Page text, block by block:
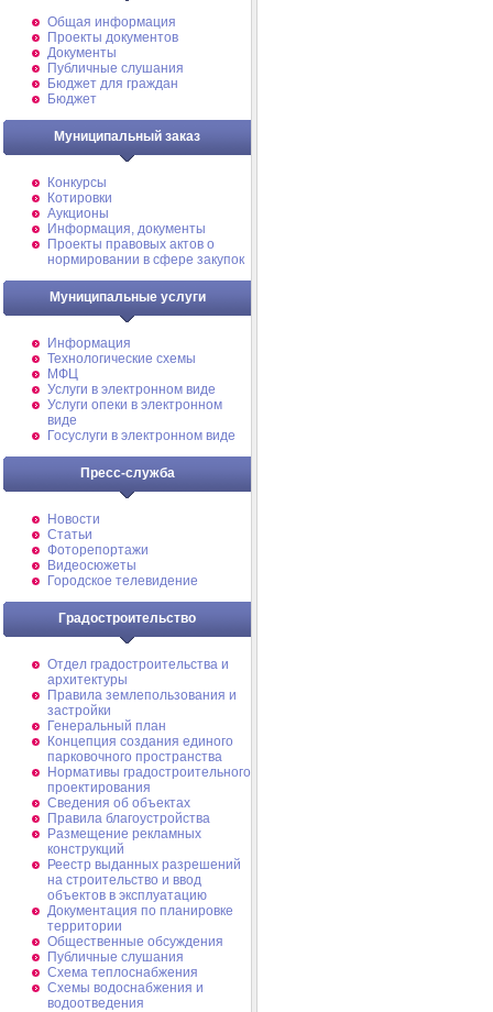
Общая информация
Проекты документов
Документы
Публичные слушания
Бюджет для граждан
Бюджет
Муниципальный заказ
Конкурсы
Котировки
Аукционы
Информация, документы
Проекты правовых актов о
нормировании в сфере закупок
Муниципальные услуги
Информация
Технологические схемы
МФЦ
Услуги в электронном виде
Услуги опеки в электронном
виде
Госуслуги в электронном виде
Пресс-служба
Новости
Статьи
Фоторепортажи
Видеосюжеты
Городское телевидение
Градостроительство
Отдел градостроительства и
архитектуры
Правила землепользования и
застройки
Генеральный план
Концепция создания единого
парковочного пространства
Нормативы градостроительного
проектирования
Сведения об объектах
Правила благоустройства
Размещение рекламных
конструкций
Реестр выданных разрешений
на строительство и ввод
объектов в эксплуатацию
Документация по планировке
территории
Общественные обсуждения
Публичные слушания
Схема теплоснабжения
Схемы водоснабжения и
водоотведения